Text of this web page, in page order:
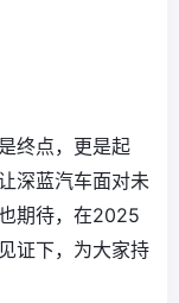
终点，更是起
深蓝汽车面对未
期待，在2025
证下，为大家持